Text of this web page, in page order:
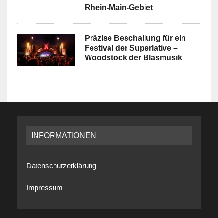
Rhein-Main-Gebiet
Präzise Beschallung für ein
Festival der Superlative –
Woodstock der Blasmusik
INFORMATIONEN
Datenschutzerklärung
Impressum